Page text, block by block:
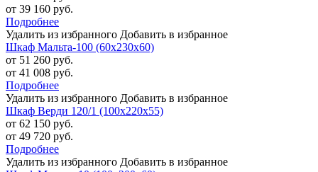
от 39 160 руб.
Подробнее
Удалить из избранного Добавить в избранное
Шкаф Мальта-100 (60х230х60)
от 51 260 руб.
от 41 008 руб.
Подробнее
Удалить из избранного Добавить в избранное
Шкаф Верди 120/1 (100х220х55)
от 62 150 руб.
от 49 720 руб.
Подробнее
Удалить из избранного Добавить в избранное